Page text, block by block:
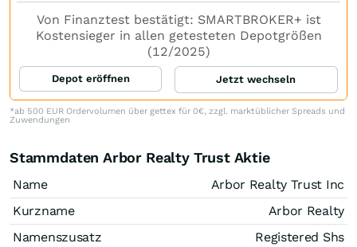
Von Finanztest bestätigt: SMARTBROKER+ ist
Kostensieger in allen getesteten Depotgrößen
(12/2025)
Depot eröffnen Jetzt wechseln
*ab 500 EUR Ordervolumen über gettex für 0€, zzgl. marktüblicher Spreads und
Zuwendungen
Stammdaten Arbor Realty Trust Aktie
Name
Arbor Realty Trust Inc
Kurzname
Arbor Realty
Namenszusatz
Registered Shs